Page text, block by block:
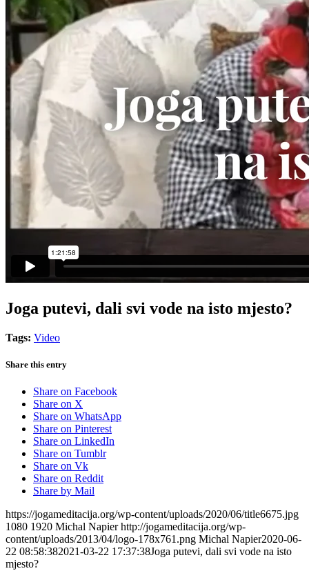
Joga putevi, dali svi vode na isto mjesto?
Tags: Video
Share this entry
Share on Facebook
Share on X
Share on WhatsApp
Share on Pinterest
Share on LinkedIn
Share on Tumblr
Share on Vk
Share on Reddit
Share by Mail
https://jogameditacija.org/wp-content/uploads/2020/06/title6675.jpg
1080 1920 Michal Napier http://jogameditacija.org/wp-
content/uploads/2013/04/logo-178x761.png Michal Napier2020-06-
22 08:58:382021-03-22 17:37:38Joga putevi, dali svi vode na isto
mjesto?